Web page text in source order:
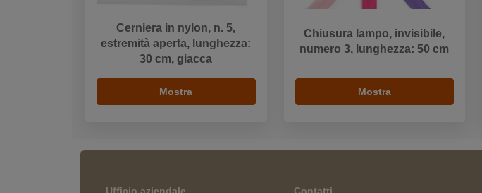
Cerniera in nylon, n. 5,
estremità aperta, lunghezza:
30 cm, giacca
Mostra
Chiusura lampo, invisibile,
numero 3, lunghezza: 50 cm
Mostra